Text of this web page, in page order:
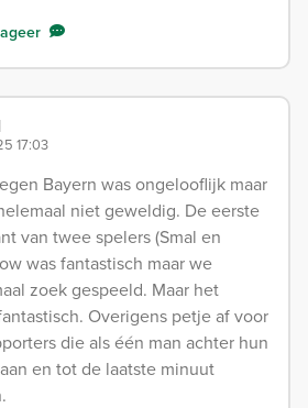
17:03
Bayern was ongelooflijk maar
niet geweldig. De eerste
van twee spelers (Smal en
was fantastisch maar we
zoek gespeeld. Maar het
Overigens petje af voor
die als één man achter hun
en tot de laatste minuut